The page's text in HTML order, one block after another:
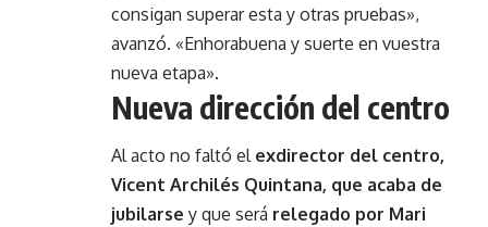
consigan superar esta y otras pruebas»,
avanzó. «Enhorabuena y suerte en vuestra
nueva etapa».
Nueva dirección del centro
Al acto no faltó el exdirector del centro,
Vicent Archilés Quintana, que acaba de
jubilarse y que será relegado por Mari